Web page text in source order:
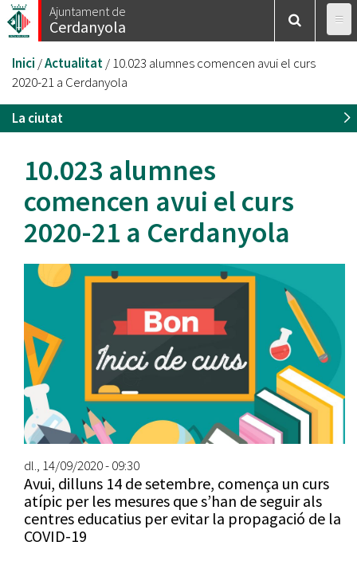
Vés
al
Ajuntament de
Cerdanyola
Esteu
aquí
Inici /Actualitat/10.023 alumnes comencen avui el curs
2020-21 a Cerdanyola
La ciutat
10.023 alumnes
comencen avui el curs
2020-21 a Cerdanyola
dl., 14/09/2020 - 09:30
Avui, dilluns 14 de setembre, comença un curs
atípic per les mesures que s’han de seguir als
centres educatius per evitar la propagació de la
COVID-19